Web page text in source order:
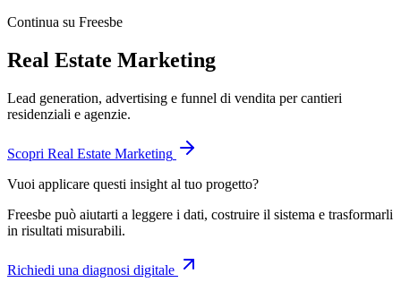
Continua su Freesbe
Real Estate Marketing
Lead generation, advertising e funnel di vendita per cantieri
residenziali e agenzie.
Scopri Real Estate Marketing
Vuoi applicare questi insight al tuo progetto?
Freesbe può aiutarti a leggere i dati, costruire il sistema e trasformarli
in risultati misurabili.
Richiedi una diagnosi digitale